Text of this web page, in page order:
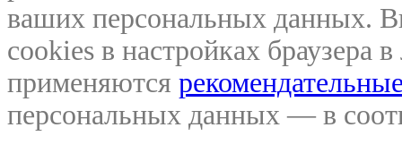
ваших персональных данных.
cookies в настройках браузера
применяются
персональных данных — в